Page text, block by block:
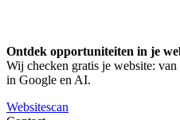
Ontdek opportuniteiten in je
Wij checken gratis je website:
in Google en AI.
Websitescan